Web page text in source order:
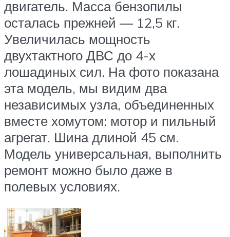
двигатель. Масса бензопилы
осталась прежней — 12,5 кг.
Увеличилась мощность
двухтактного ДВС до 4-х
лошадиных сил. На фото показана
эта модель, мы видим два
независимых узла, объединенных
вместе хомутом: мотор и пильный
агрегат. Шина длиной 45 см.
Модель универсальная, выполнить
ремонт можно было даже в
полевых условиях.